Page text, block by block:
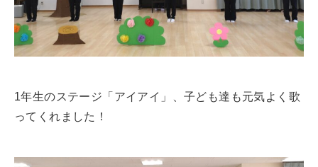
1年生のステージ「アイアイ」、子ども達も元気よく歌
ってくれました！